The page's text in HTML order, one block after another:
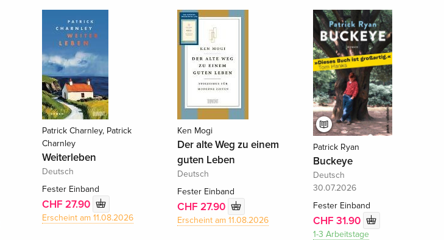
Patrick Charnley, Patrick
Charnley
Weiterleben
Deutsch
Fester Einband
CHF 27.90
Erscheint am 11.08.2026
Ken Mogi
Der alte Weg zu einem
guten Leben
Deutsch
Fester Einband
CHF 27.90
Erscheint am 11.08.2026
Patrick Ryan
Buckeye
Deutsch
30.07.2026
Fester Einband
CHF 31.90
1-3 Arbeitstage